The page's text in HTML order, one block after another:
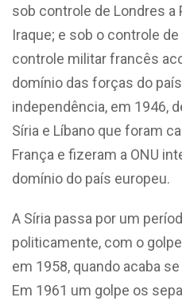
sob controle de Londres a
Iraque; e sob o controle de
controle militar francês
domínio das forças do
independência, em 1946,
Síria e Líbano que foram
França e fizeram a ONU
domínio do país europeu.
A Síria passa por um
politicamente, com o
em 1958, quando acaba
Em 1961 um golpe os